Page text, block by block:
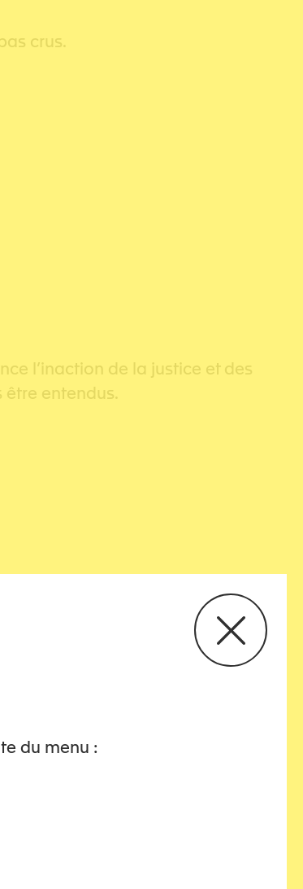
du menu :
crus.
l’inaction de la justice et des
entendus.
Damit stösst sie in ihrer
oder mit
einer in ihrem tiefesten Wesen